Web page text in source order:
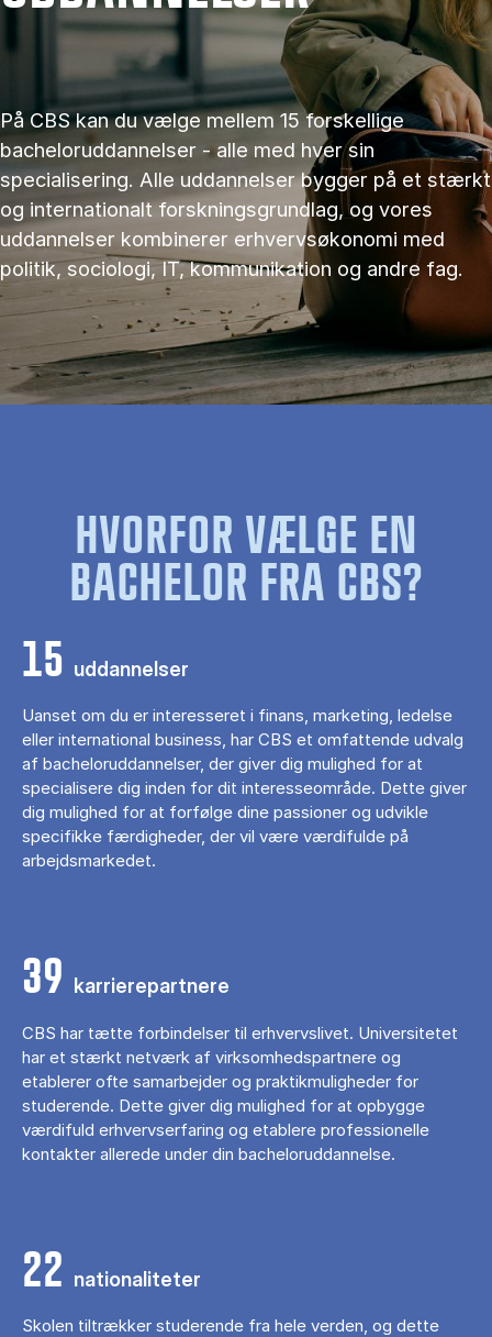
På CBS kan du vælge mellem 15 forskellige
bacheloruddannelser - alle med hver sin
specialisering. Alle uddannelser bygger på et stærkt
og internationalt forskningsgrundlag, og vores
uddannelser kombinerer erhvervsøkonomi med
politik, sociologi, IT, kommunikation og andre fag.
HVORFOR VÆLGE EN
BACHELOR FRA CBS?
15 uddannelser
Uanset om du er interesseret i finans, marketing, ledelse
eller international business, har CBS et omfattende udvalg
af bacheloruddannelser, der giver dig mulighed for at
specialisere dig inden for dit interesseområde. Dette giver
dig mulighed for at forfølge dine passioner og udvikle
specifikke færdigheder, der vil være værdifulde på
arbejdsmarkedet.
39 karrierepartnere
CBS har tætte forbindelser til erhvervslivet. Universitetet
har et stærkt netværk af virksomhedspartnere og
etablerer ofte samarbejder og praktikmuligheder for
studerende. Dette giver dig mulighed for at opbygge
værdifuld erhvervserfaring og etablere professionelle
kontakter allerede under din bacheloruddannelse.
22 nationaliteter
Skolen tiltrækker studerende fra hele verden, og dette